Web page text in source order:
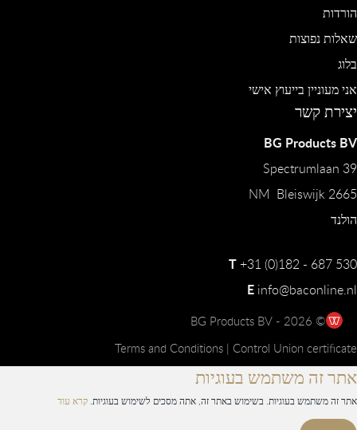
הורדות
שאלות נפוצות
בלוג
אני מעוניין בייעוץ אישי
יצירת קשר
BG Products BV
Spectrumlaan 39
2665 NM Bleiswijk
הולנד
T+31 (0)182 - 687 530
E info@baconline.nl
© 2026 - BG Products BV
Terms and Conditions | Control Union certificate
אתר זה משתמש בעוגיות
אתר זה משתמש בעוגיות. בשימוש באתר זה, אתה מסכים לשימוש בעוגיות. קרא עוד